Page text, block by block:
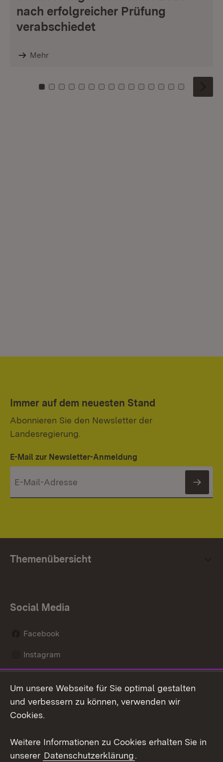
nach erfolgreicher Prüfung
verabschiedet
Mehr
Zu Kachel: 0
Zu Kachel: 1
Zu Kachel: 2
Zu Kachel: 3
Zu Kachel: 4
Zu Kachel: 5
Zu Kachel: 6
Zu Kachel: 7
Zu Kachel: 8
Zu Kachel: 9
Zu Kachel: 10
Zu Kachel: 11
Zu Kachel: 12
Zu Kachel:
Zu
Immer auf dem neuesten Stand
Abonnieren Sie den Newsletter der
Landesregierung.
E-Mail zur Newsletter-Anmeldung
Themenübersicht
Social Media
Facebook
Instagram
Social Wall
Youtube
Kontakt Datenschutz
Um unsere Webseite für Sie optimal gestalten
und verbessern zu können, verwenden wir
Cookies.
Weitere Informationen zu Cookies erhalten Sie in
unserer Datenschutzerklärung.